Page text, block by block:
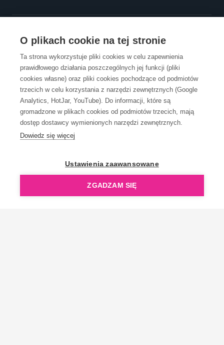
O plikach cookie na tej stronie
Ta strona wykorzystuje pliki cookies w celu zapewnienia
prawidłowego działania poszczególnych jej funkcji (pliki
cookies własne) oraz pliki cookies pochodzące od podmiotów
trzecich w celu korzystania z narzędzi zewnętrznych (Google
Analytics, HotJar, YouTube). Do informacji, które są
gromadzone w plikach cookies od podmiotów trzecich, mają
dostęp dostawcy wymienionych narzędzi zewnętrznych.
Dowiedz się więcej
Ustawienia zaawansowane
ZGADZAM SIĘ
OBSŁUGA KLIENTA
KONTAKT
OpenGift jest częścią ReflectGroup.